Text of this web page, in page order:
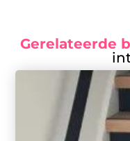
Gerelateerde